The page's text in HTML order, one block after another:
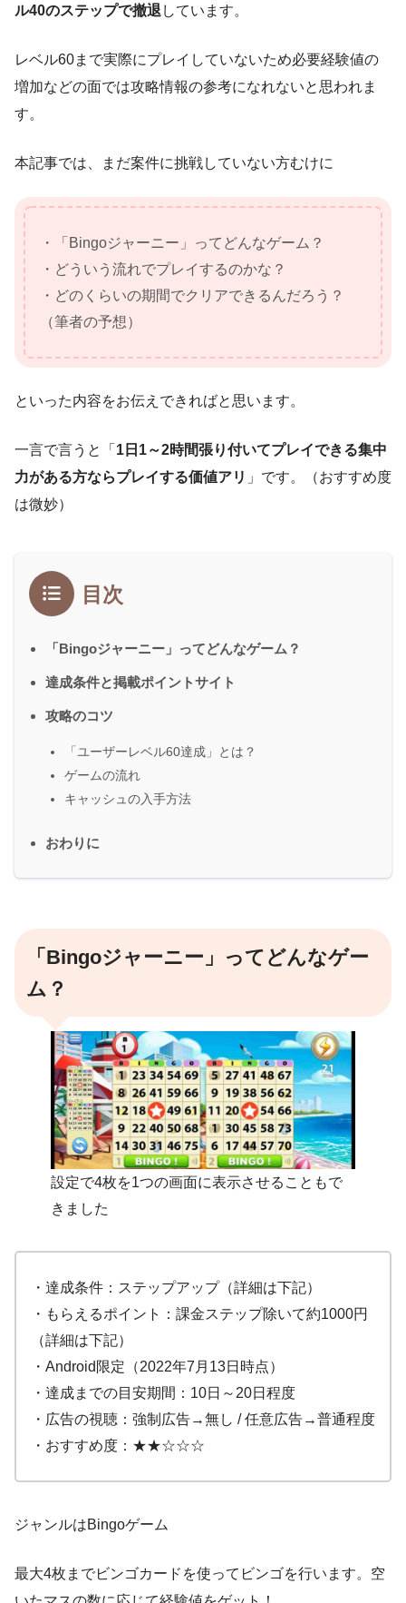
ル40のステップで撤退 しています。
レベル60まで実際にプレイしていないため必要経験値の
増加などの面では攻略情報の参考になれないと思われま
す。
本記事では、まだ案件に挑戦していない方むけに
・「Bingoジャーニー」ってどんなゲーム？
・どういう流れでプレイするのかな？
・どのくらいの期間でクリアできるんだろう？
（筆者の予想）
といった内容をお伝えできればと思います。
一言で言うと「 1日1～2時間張り付いてプレイできる集中
力がある方ならプレイする価値アリ 」です。（おすすめ度
は微妙）
目次
「Bingoジャーニー」ってどんなゲーム？
達成条件と掲載ポイントサイト
攻略のコツ
「ユーザーレベル60達成」とは？
ゲームの流れ
キャッシュの入手方法
おわりに
「Bingoジャーニー」ってどんなゲー
ム？
設定で4枚を1つの画面に表示させることもで
きました
・達成条件：ステップアップ（詳細は下記）
・もらえるポイント：課金ステップ除いて約1000円
（詳細は下記）
・Android限定（2022年7月13日時点）
・達成までの目安期間：10日～20日程度
・広告の視聴：強制広告→無し / 任意広告→普通程度
・おすすめ度：★★☆☆☆
ジャンルはBingoゲーム
最大4枚までビンゴカードを使ってビンゴを行います。空